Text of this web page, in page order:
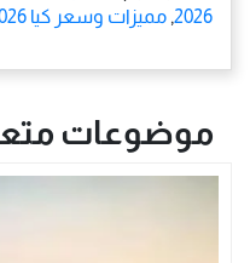
2026
, مميزات وسعر كيا K4 2026
موضوعات